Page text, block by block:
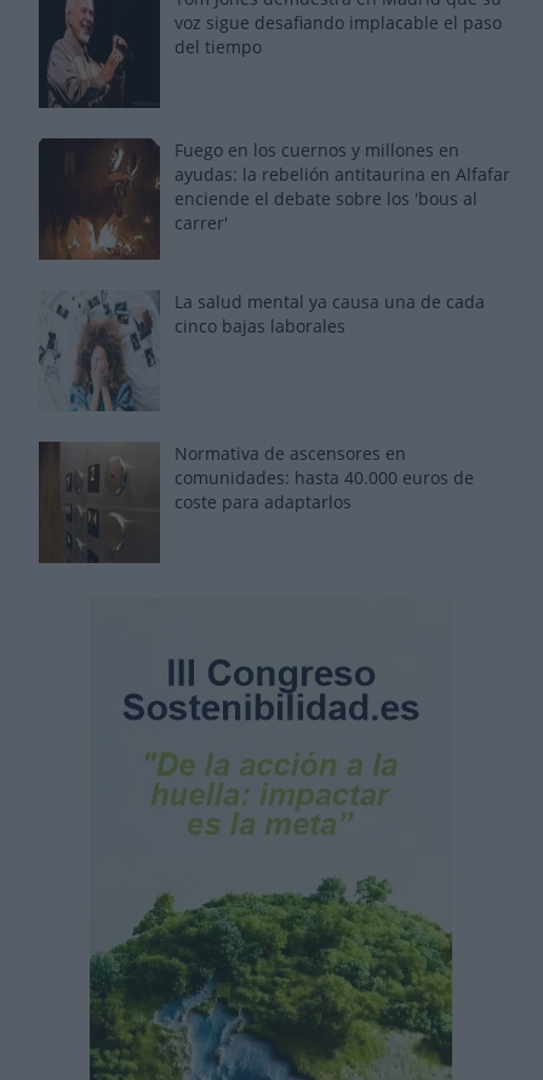
voz sigue desafiando implacable el paso
del tiempo
Fuego en los cuernos y millones en
ayudas: la rebelión antitaurina en Alfafar
enciende el debate sobre los 'bous al
carrer'
La salud mental ya causa una de cada
cinco bajas laborales
Normativa de ascensores en
comunidades: hasta 40.000 euros de
coste para adaptarlos